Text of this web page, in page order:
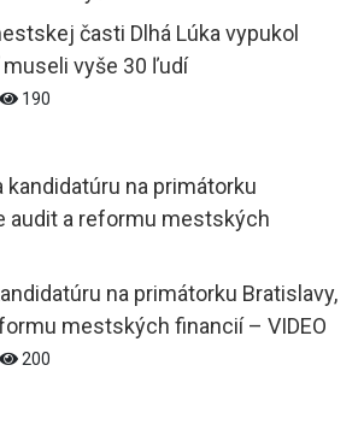
časti Dlhá Lúka vypukol
museli vyše 30 ľudí
190
na primátorku Bratislavy,
mestských financií – VIDEO
200